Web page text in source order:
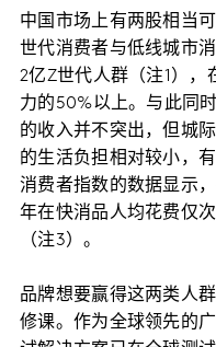
中国市场上有两股相当
世代消费者与低线城市
2亿Z世代人群（注1），
力的50%以上。与此同
的收入并不突出，但城
的生活负担相对较小，
消费者指数的数据显示
年在快消品人均花费仅
（注3）。
品牌想要赢得这两类人
修课。作为全球领先的